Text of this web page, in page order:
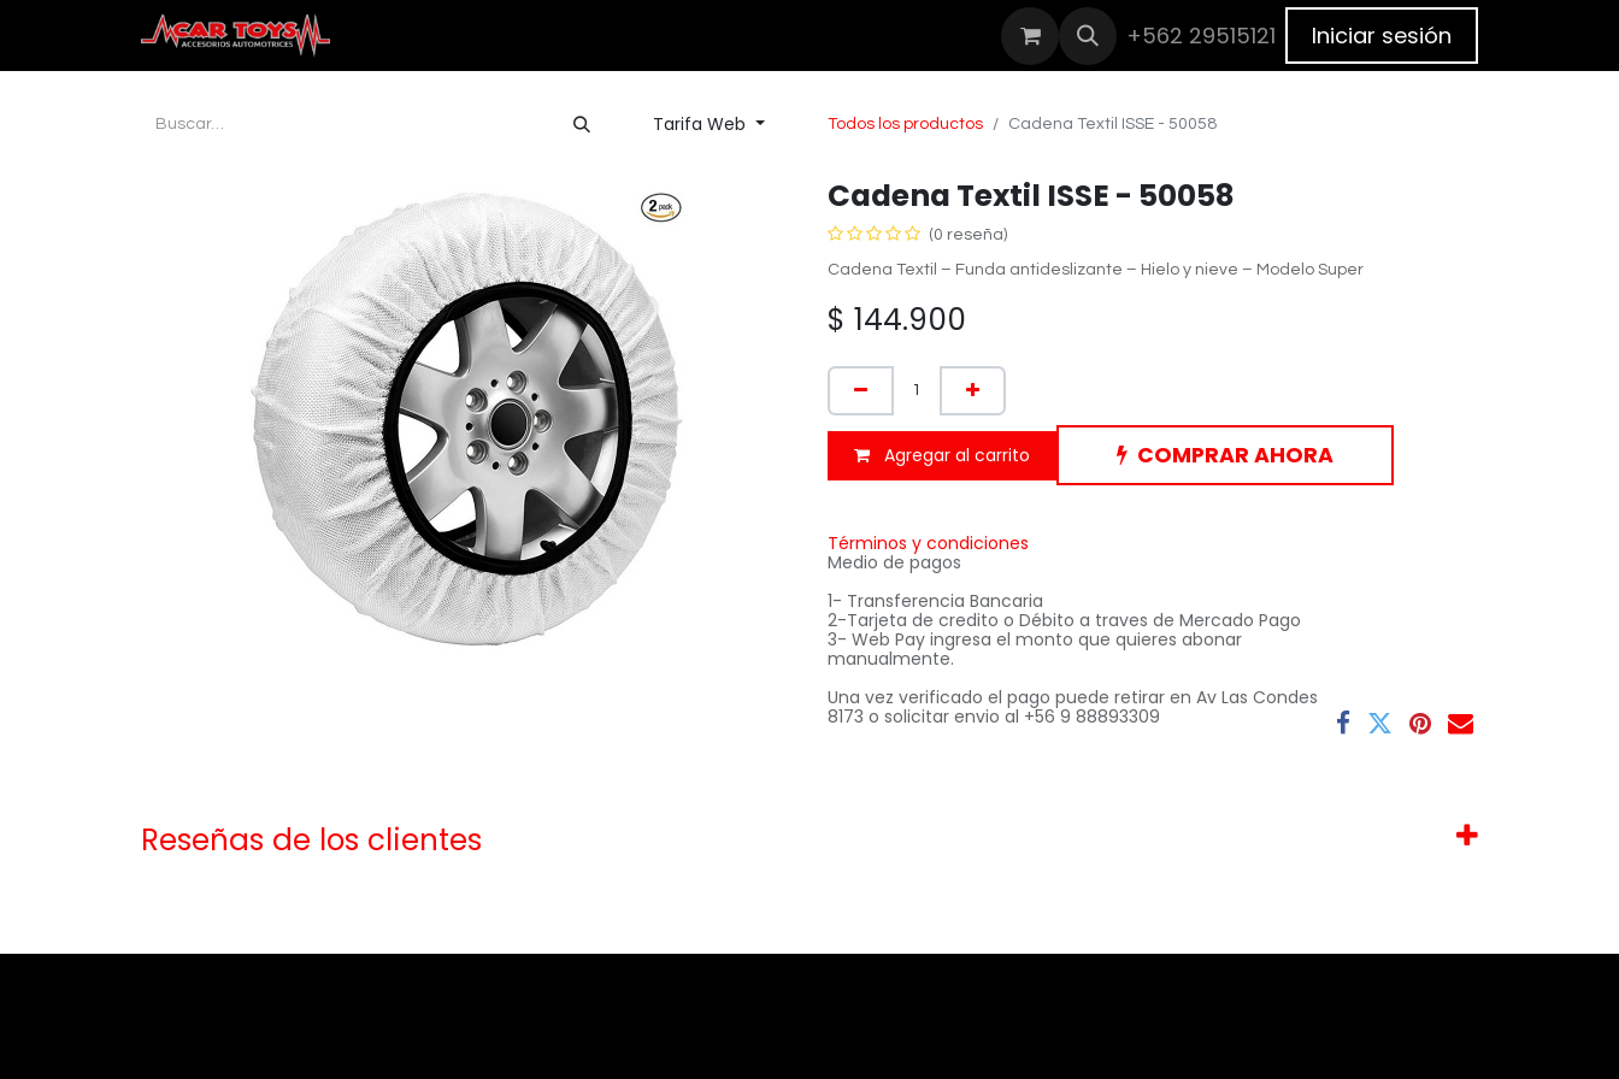
Nuestras Marcas BLOG Cita
+562 29515121 Iniciar sesión
Tarifa Web Todos los productos Cadena Textil ISSE - 50058
Cadena Textil ISSE - 50058
(0 reseña)
Cadena Textil – Funda antideslizante – Hielo y nieve – Modelo Super
$ 144.900
Agregar al carrito COMPRAR AHORA
Términos y condiciones
Medio de pagos
1- Transferencia Bancaria
2-Tarjeta de credito o Débito a traves de Mercado Pago
3- Web Pay ingresa el monto que quieres abonar
manualmente.
Una vez verificado el pago puede retirar en Av Las Condes
8173 o solicitar envio al +56 9 88893309
Reseñas de los clientes